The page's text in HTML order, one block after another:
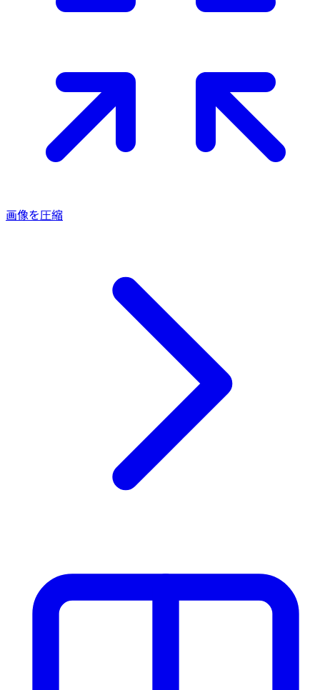
画像を圧縮